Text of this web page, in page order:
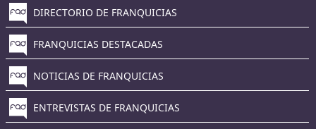
DIRECTORIO DE FRANQUICIAS
FRANQUICIAS DESTACADAS
NOTICIAS DE FRANQUICIAS
ENTREVISTAS DE FRANQUICIAS